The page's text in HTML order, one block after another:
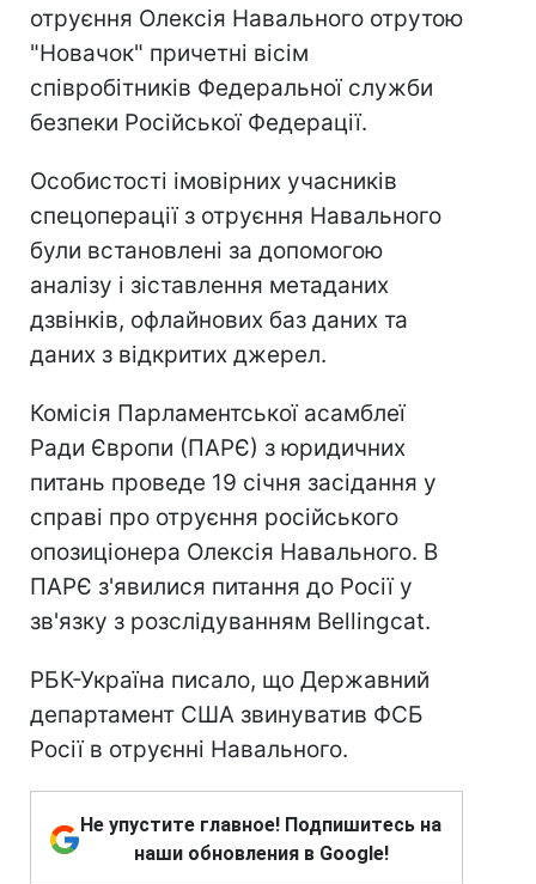
отруєння Олексія Навального отрутою
"Новачок" причетні вісім
співробітників Федеральної служби
безпеки Російської Федерації.
Особистості імовірних учасників
спецоперації з отруєння Навального
були встановлені за допомогою
аналізу і зіставлення метаданих
дзвінків, офлайнових баз даних та
даних з відкритих джерел.
Комісія Парламентської асамблеї
Ради Європи (ПАРЄ) з юридичних
питань проведе 19 січня засідання у
справі про отруєння російського
опозиціонера Олексія Навального. В
ПАРЄ з'явилися питання до Росії у
зв'язку з розслідуванням Bellingcat.
РБК-Україна писало, що Державний
департамент США звинуватив ФСБ
Росії в отруєнні Навального.
Не упустите главное! Подпишитесь на
наши обновления в Google!